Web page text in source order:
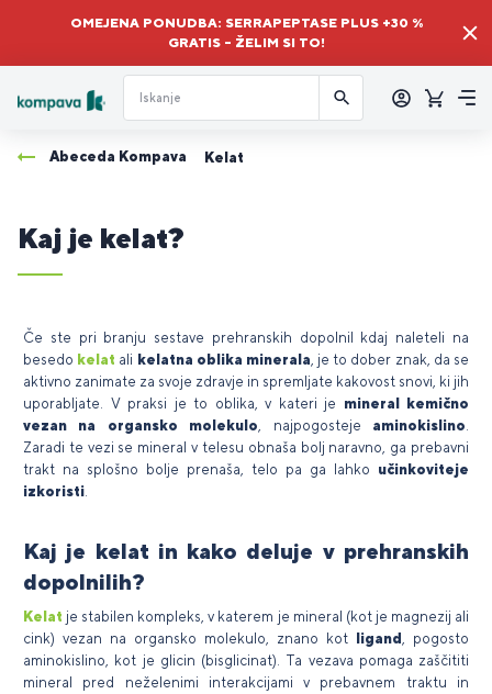
OMEJENA PONUDBA: SERRAPEPTASE PLUS +30 %
GRATIS – ŽELIM SI TO!
Abeceda Kompava Kelat
Kaj je kelat?
Če ste pri branju sestave prehranskih dopolnil kdaj naleteli na
besedo kelat ali kelatna oblika minerala, je to dober znak, da se
aktivno zanimate za svoje zdravje in spremljate kakovost snovi, ki jih
uporabljate. V praksi je to oblika, v kateri je mineral kemično
vezan na organsko molekulo, najpogosteje aminokislino.
Zaradi te vezi se mineral v telesu obnaša bolj naravno, ga prebavni
trakt na splošno bolje prenaša, telo pa ga lahko učinkoviteje
izkoristi.
Kaj je kelat in kako deluje v prehranskih
dopolnilih?
Kelat je stabilen kompleks, v katerem je mineral (kot je magnezij ali
cink) vezan na organsko molekulo, znano kot
ligand , pogosto
aminokislino, kot je glicin (bisglicinat). Ta vezava pomaga zaščititi
mineral pred neželenimi interakcijami v prebavnem traktu in